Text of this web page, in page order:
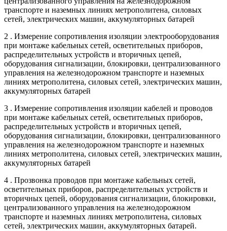
транспорте и наземных линиях метрополитена, силовых
сетей, электрических машин, аккумуляторных батарей
2 . Измерение сопротивления изоляции электрооборудования
при монтаже кабельных сетей, осветительных приборов,
распределительных устройств и вторичных цепей,
оборудования сигнализации, блокировки, централизованного
управления на железнодорожном транспорте и наземных
линиях метрополитена, силовых сетей, электрических машин,
аккумуляторных батарей
3 . Измерение сопротивления изоляции кабелей и проводов
при монтаже кабельных сетей, осветительных приборов,
распределительных устройств и вторичных цепей,
оборудования сигнализации, блокировки, централизованного
управления на железнодорожном транспорте и наземных
линиях метрополитена, силовых сетей, электрических машин,
аккумуляторных батарей
4 . Прозвонка проводов при монтаже кабельных сетей,
осветительных приборов, распределительных устройств и
вторичных цепей, оборудования сигнализации, блокировки,
централизованного управления на железнодорожном
транспорте и наземных линиях метрополитена, силовых
сетей, электрических машин, аккумуляторных батарей.